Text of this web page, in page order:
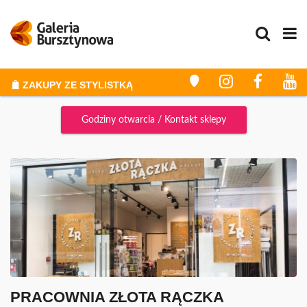
ODKRYJ SIEBIE NA NOWO
ZAKUPY ZE STYLISTKĄ
ZAKUPY
GALERIA
PROMOCJE
WYDARZENIA
KONKURSY
GODZINY OTWARCIA
PLAN GALERII
Godziny otwarcia / Kontakt sklepy
PRACOWNIA ZŁOTA RĄCZKA